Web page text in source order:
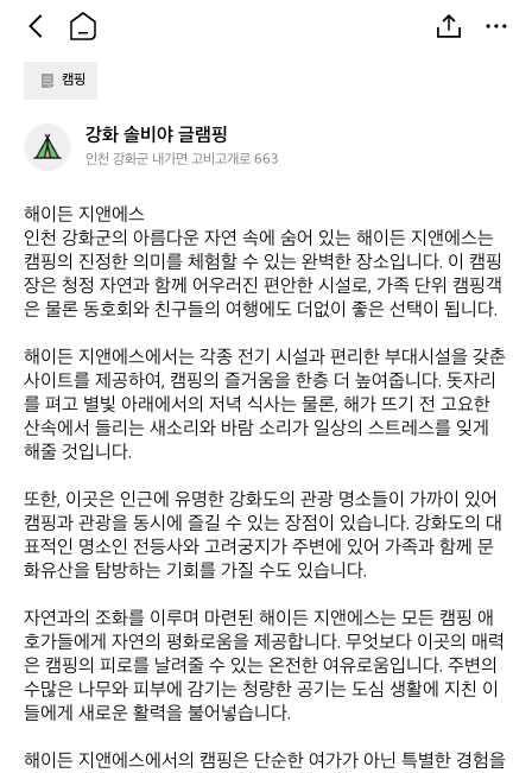
캠핑
화
비
야
글
램
핑
강화 솔비야 글램핑
인천 강화군 내가면 고비고개로 663
해이든 지앤에스
인천 강화군의 아름다운 자연 속에 숨어 있는 해이든 지앤에스는
캠핑의 진정한 의미를 체험할 수 있는 완벽한 장소입니다. 이 캠핑
장은 청정 자연과 함께 어우러진 편안한 시설로, 가족 단위 캠핑객
은 물론 동호회와 친구들의 여행에도 더없이 좋은 선택이 됩니다.
해이든 지앤에스에서는 각종 전기 시설과 편리한 부대시설을 갖춘
사이트를 제공하여, 캠핑의 즐거움을 한층 더 높여줍니다. 돗자리
를 펴고 별빛 아래에서의 저녁 식사는 물론, 해가 뜨기 전 고요한
산속에서 들리는 새소리와 바람 소리가 일상의 스트레스를 잊게
해줄 것입니다.
또한, 이곳은 인근에 유명한 강화도의 관광 명소들이 가까이 있어
캠핑과 관광을 동시에 즐길 수 있는 장점이 있습니다. 강화도의 대
표적인 명소인 전등사와 고려궁지가 주변에 있어 가족과 함께 문
화유산을 탐방하는 기회를 가질 수도 있습니다.
자연과의 조화를 이루며 마련된 해이든 지앤에스는 모든 캠핑 애
호가들에게 자연의 평화로움을 제공합니다. 무엇보다 이곳의 매력
은 캠핑의 피로를 날려줄 수 있는 온전한 여유로움입니다. 주변의
수많은 나무와 피부에 감기는 청량한 공기는 도심 생활에 지친 이
들에게 새로운 활력을 불어넣습니다.
해이든 지앤에스에서의 캠핑은 단순한 여가가 아닌 특별한 경험을